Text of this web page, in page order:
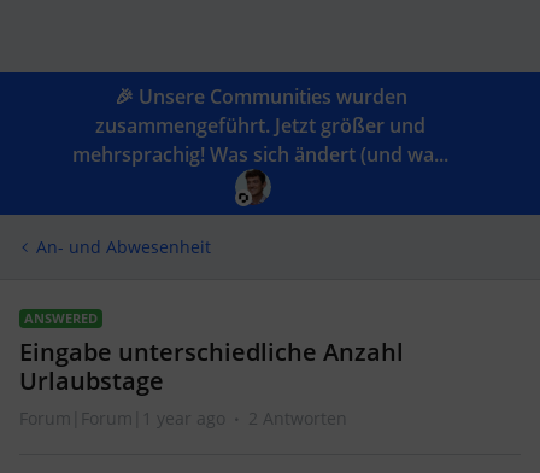
🎉 Unsere Communities wurden
zusammengeführt. Jetzt größer und
mehrsprachig! Was sich ändert (und wa...
An- und Abwesenheit
ANSWERED
Eingabe unterschiedliche Anzahl
Urlaubstage
Forum|Forum|1 year ago 2 Antworten